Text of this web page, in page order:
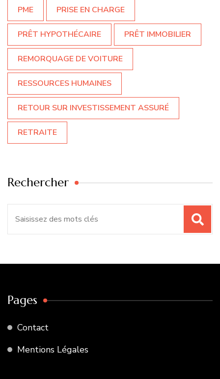
PME PRISE EN CHARGE
PRÊT HYPOTHÉCAIRE PRÊT IMMOBILIER
REMORQUAGE DE VOITURE
RESSOURCES HUMAINES
RETOUR SUR INVESTISSEMENT ASSURÉ
RETRAITE
Rechercher
Pages
Contact
Mentions Légales